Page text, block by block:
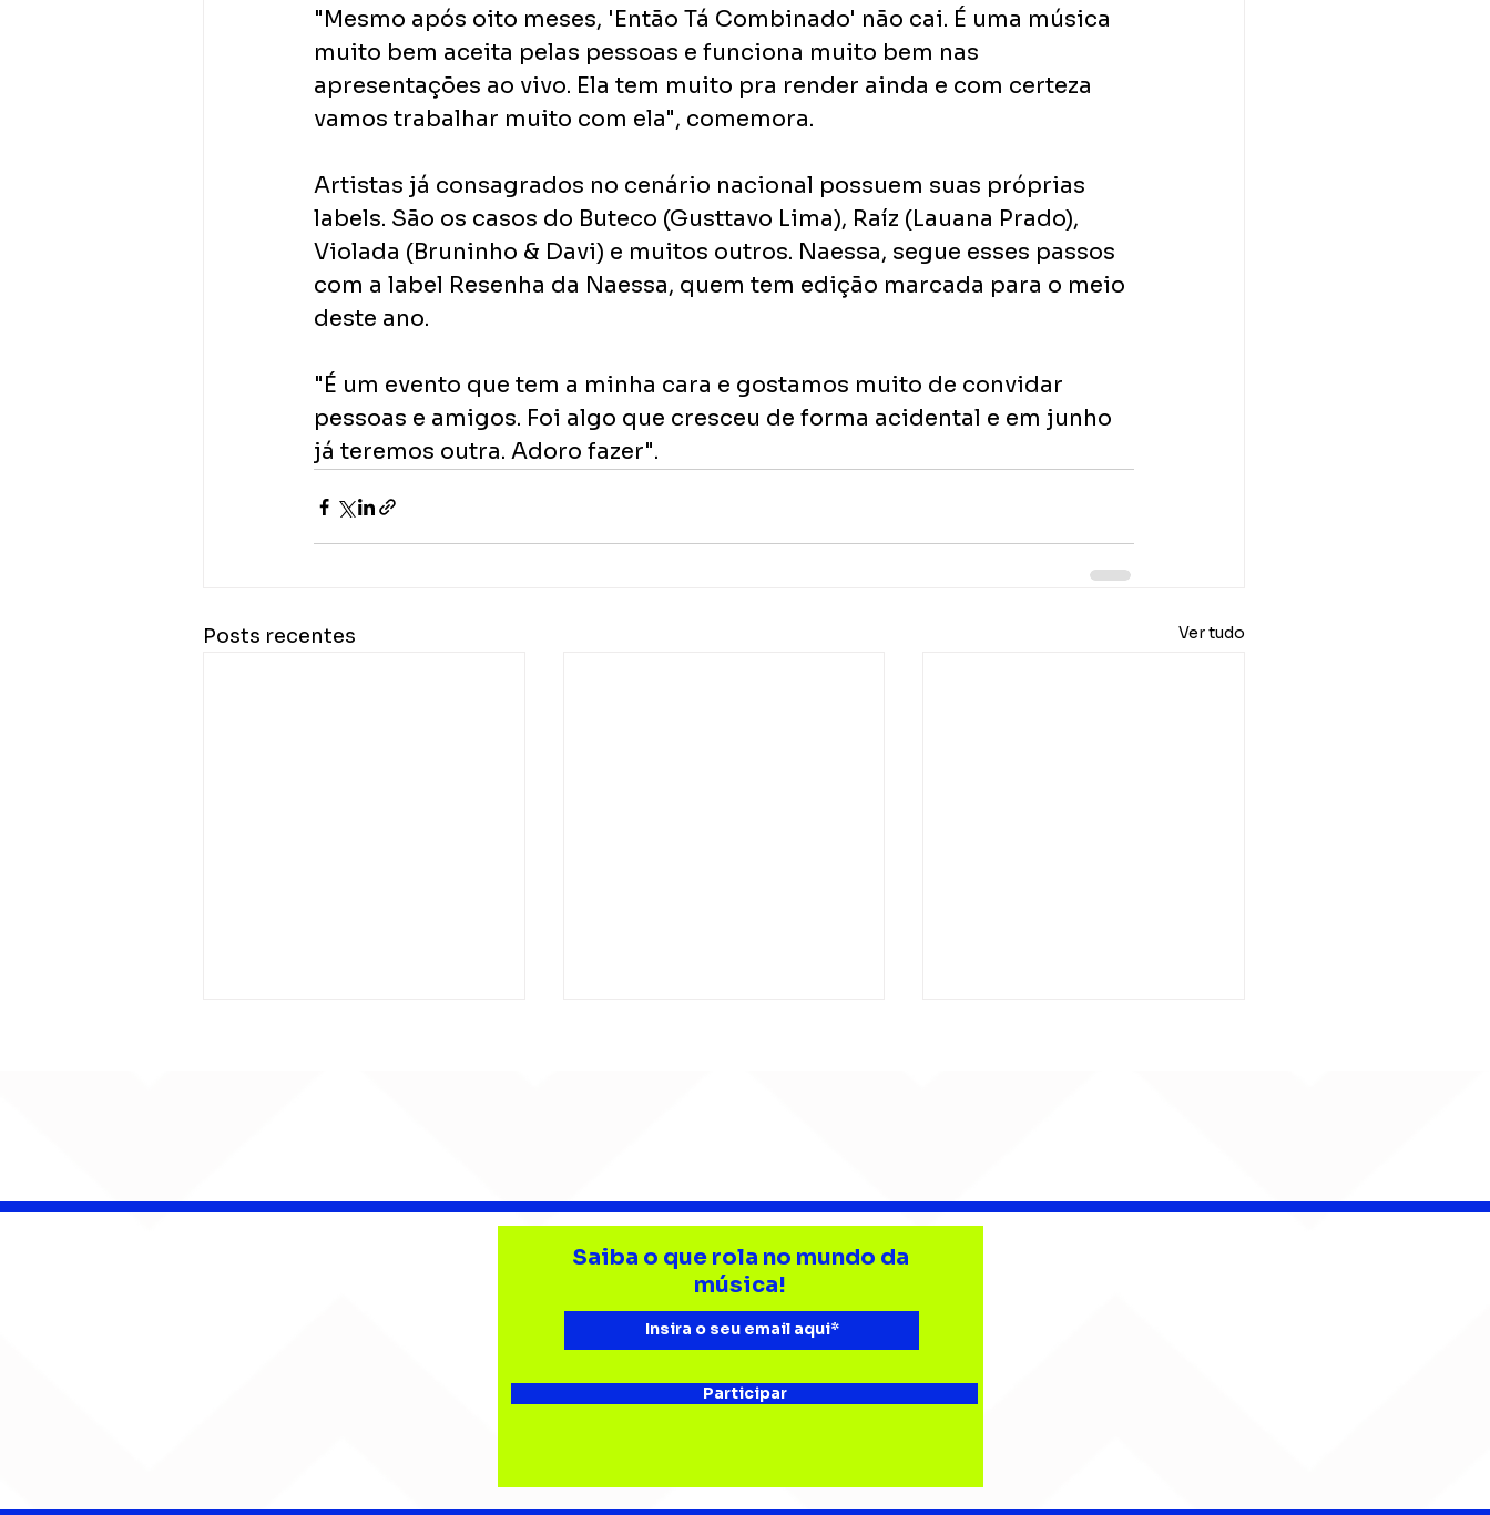
"Mesmo após oito meses, 'Então Tá Combinado' não cai. É uma música
muito bem aceita pelas pessoas e funciona muito bem nas
apresentações ao vivo. Ela tem muito pra render ainda e com certeza
vamos trabalhar muito com ela", comemora.
Artistas já consagrados no cenário nacional possuem suas próprias
labels. São os casos do Buteco (Gusttavo Lima), Raíz (Lauana Prado),
Violada (Bruninho & Davi) e muitos outros. Naessa, segue esses passos
com a label Resenha da Naessa, quem tem edição marcada para o meio
deste ano.
"É um evento que tem a minha cara e gostamos muito de convidar
pessoas e amigos. Foi algo que cresceu de forma acidental e em junho
já teremos outra. Adoro fazer".
Posts recentes Ver tudo
AUMENTA O SOM!
Djonga reúne multidão e
representatividade do
rap no João Rock
Levinsk conquista
Saiba o que rola no mundo da
música!
Participar